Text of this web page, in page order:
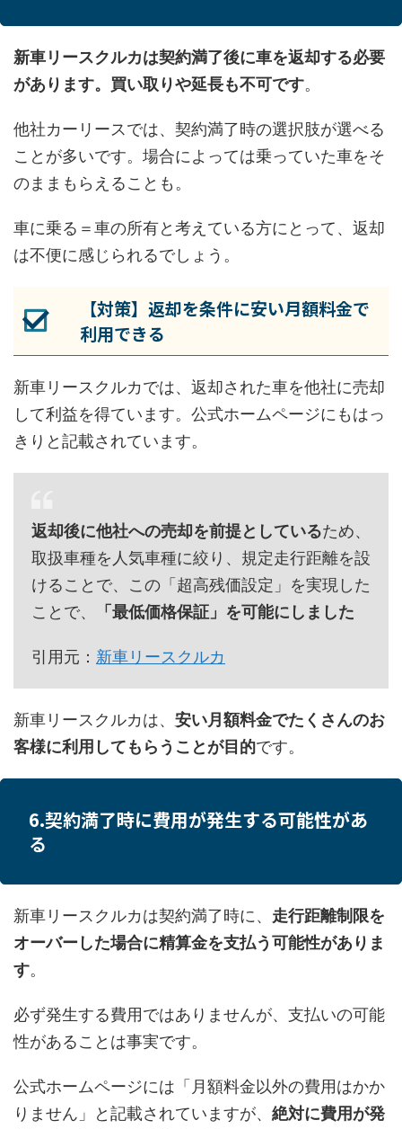
新車リースクルカは契約満了後に車を返却する必要
があります。買い取りや延長も不可です。
他社カーリースでは、契約満了時の選択肢が選べる
ことが多いです。場合によっては乗っていた車をそ
のままもらえることも。
車に乗る＝車の所有と考えている方にとって、返却
は不便に感じられるでしょう。
【対策】返却を条件に安い月額料金で
利用できる
新車リースクルカでは、返却された車を他社に売却
して利益を得ています。公式ホームページにもはっ
きりと記載されています。
返却後に他社への売却を前提としているため、
取扱車種を人気車種に絞り、規定走行距離を設
けることで、この「超高残価設定」を実現した
ことで、
「最低価格保証」を可能にしました
引用元： 新車リースクルカ
新車リースクルカは、 安い月額料金でたくさんのお
客様に利用してもらうことが目的です。
6.契約満了時に費用が発生する可能性があ
る
新車リースクルカは契約満了時に、 走行距離制限を
オーバーした場合に精算金を支払う可能性がありま
す。
必ず発生する費用ではありませんが、支払いの可能
性があることは事実です。
公式ホームページには「月額料金以外の費用はかか
りません」と記載されていますが、 絶対に費用が発